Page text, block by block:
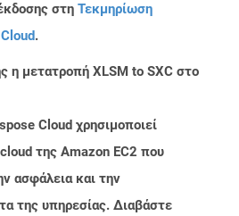
στη Τεκμηρίωση
.
η μετατροπή XLSM to SXC στο
Cloud χρησιμοποιεί
της Amazon EC2 που
ασφάλεια και την
της υπηρεσίας. Διαβάστε